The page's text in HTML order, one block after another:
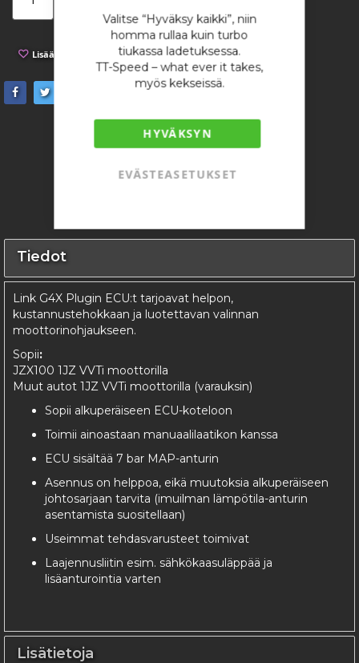
Valitse “Hyväksy kaikki”, niin
homma rullaa kuin turbo
tiukassa ladetuksessa.
TT-Speed – what ever it takes,
myös kekseissä.
HYVÄKSYN
EVÄSTEASETUKSET
Lisää toivelistaan Lisää vertailuun
Tiedot
Link G4X Plugin ECU:t tarjoavat helpon,
kustannustehokkaan ja luotettavan valinnan
moottorinohjaukseen.
Sopii:
JZX100 1JZ VVTi moottorilla
Muut autot 1JZ VVTi moottorilla (varauksin)
Sopii alkuperäiseen ECU-koteloon
Toimii ainoastaan manuaalilaatikon kanssa
ECU sisältää 7 bar MAP-anturin
Asennus on helppoa, eikä muutoksia alkuperäiseen
johtosarjaan tarvita (imuilman lämpötila-anturin
asentamista suositellaan)
Useimmat tehdasvarusteet toimivat
Laajennusliitin esim. sähkökaasuläppää ja
lisäanturointia varten
Lisätietoja